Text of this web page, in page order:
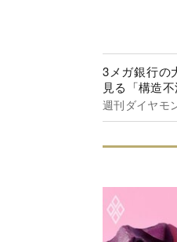
3メガ銀行の
見る「構造
週刊ダイヤモ